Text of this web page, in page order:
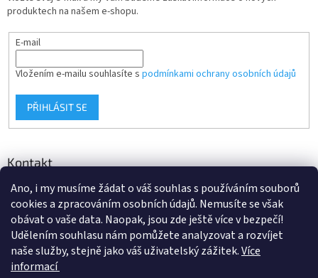
Ano, i my musíme žádat o váš souhlas s používáním souborů
cookies a zpracováním osobních údajů. Nemusíte se však
obávat o vaše data. Naopak, jsou zde ještě více v bezpečí!
Udělením souhlasu nám pomůžete analyzovat a rozvíjet
naše služby, stejně jako váš uživatelský zážitek.Více
informací
produktech na našem e-shopu.
E-mail
Vložením e-mailu souhlasíte s podmínkami ochrany osobních údajů
PŘIHLÁSIT SE
Kontakt
info@d-klima.cz
+420 517 357 288